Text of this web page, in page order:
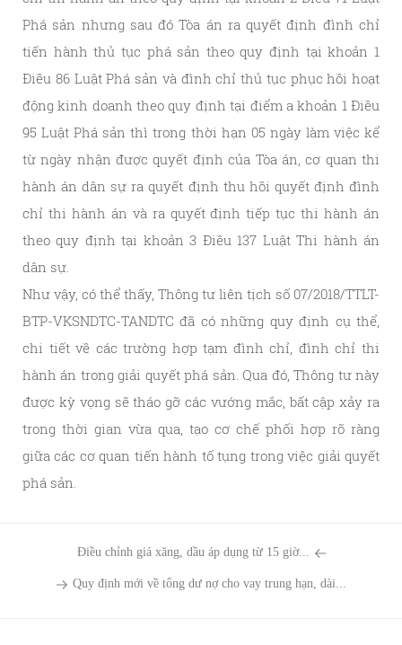
Phá sản nhưng sau đó Tòa án ra quyết định đình chỉ
tiến hành thủ tục phá sản theo quy định tại khoản 1
Điều 86 Luật Phá sản và đình chỉ thủ tục phục hồi hoạt
động kinh doanh theo quy định tại điểm a khoản 1 Điều
95 Luật Phá sản thì trong thời hạn 05 ngày làm việc kể
từ ngày nhận được quyết định của Tòa án, cơ quan thi
hành án dân sự ra quyết định thu hồi quyết định đình
chỉ thi hành án và ra quyết định tiếp tục thi hành án
theo quy định tại khoản 3 Điều 137 Luật Thi hành án
dân sự.
Như vậy, có thể thấy, Thông tư liên tịch số 07/2018/TTLT-
BTP-VKSNDTC-TANDTC đã có những quy định cụ thể,
chi tiết về các trường hợp tạm đình chỉ, đình chỉ thi
hành án trong giải quyết phá sản. Qua đó, Thông tư này
được kỳ vọng sẽ tháo gỡ các vướng mắc, bất cập xảy ra
trong thời gian vừa qua, tạo cơ chế phối hợp rõ ràng
giữa các cơ quan tiến hành tố tụng trong việc giải quyết
phá sản.
Điều chỉnh giá xăng, dầu áp dụng từ 15 giờ...
Quy định mới về tổng dư nợ cho vay trung hạn, dài...